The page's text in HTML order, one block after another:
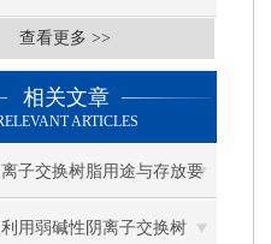
查看更多 >>
相关文章
ARTICLES
子交换树脂用途与存放要
用弱碱性阴离子交换树